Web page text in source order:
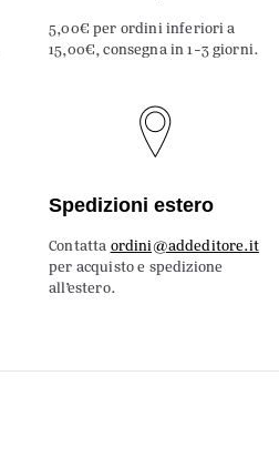
5,00€ per ordini inferiori a
15,00€, consegna in 1-3 giorni.
Spedizioni estero
Contatta ordini@addeditore.it
per acquisto e spedizione
all’estero.